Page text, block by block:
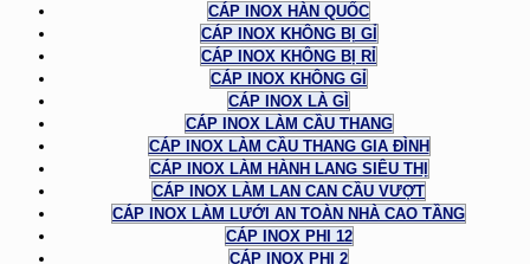
CÁP INOX HÀN QUỐC
CÁP INOX KHÔNG BỊ GỈ
CÁP INOX KHÔNG BỊ RỈ
CÁP INOX KHÔNG GỈ
CÁP INOX LÀ GÌ
CÁP INOX LÀM CẦU THANG
CÁP INOX LÀM CẦU THANG GIA ĐÌNH
CÁP INOX LÀM HÀNH LANG SIÊU THỊ
CÁP INOX LÀM LAN CAN CẦU VƯỢT
CÁP INOX LÀM LƯỚI AN TOÀN NHÀ CAO TẦNG
CÁP INOX PHI 12
CÁP INOX PHI 2